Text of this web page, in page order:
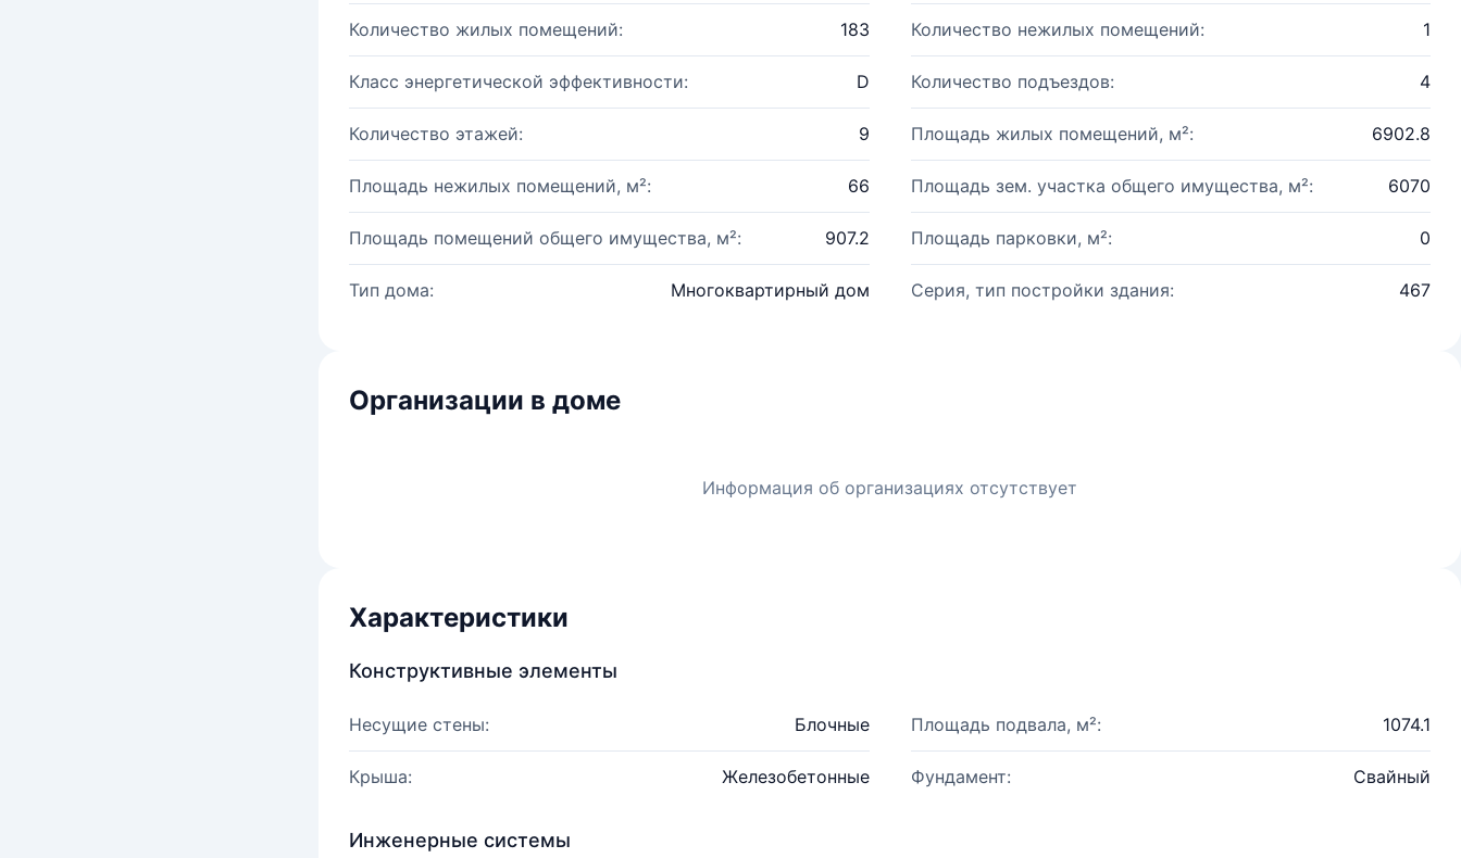
Количество жилых помещений: 183 Количество нежилых помещений: 1
Класс энергетической эффективности: D Количество подъездов: 4
Количество этажей: 9 Площадь жилых помещений, м²: 6902.8
Площадь нежилых помещений, м²: 66 Площадь зем. участка общего имущества, м²: 6070
Площадь помещений общего имущества, м²: 907.2 Площадь парковки, м²: 0
Тип дома: Многоквартирный дом Серия, тип постройки здания: 467
Организации в доме
Информация об организациях отсутствует
Характеристики
Конструктивные элементы
Несущие стены: Блочные Площадь подвала, м²: 1074.1
Крыша: Железобетонные Фундамент: Свайный
Инженерные системы